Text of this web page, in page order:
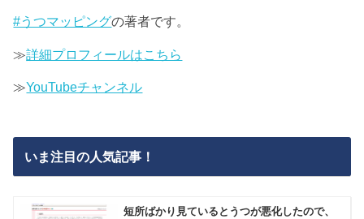
#うつマッピングの著者です。
≫詳細プロフィールはこちら
≫YouTubeチャンネル
いま注目の人気記事！
短所ばかり見ているとうつが悪化したので、